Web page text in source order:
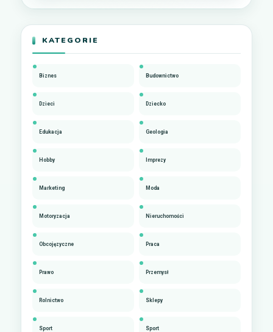
KATEGORIE
Biznes Budownictwo
Dzieci Dziecko
Edukacja Geologia
Hobby Imprezy
Marketing Moda
Motoryzacja Nieruchomości
Obcojęzyczne Praca
Prawo Przemysł
Rolnictwo Sklepy
Sport Sport